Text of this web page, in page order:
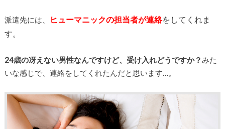
派遣先には、 ヒューマニックの担当者が連絡をしてくれま
す。
24歳の冴えない男性なんですけど、受け入れどうですか？みた
いな感じで、連絡をしてくれたんだと思います…。